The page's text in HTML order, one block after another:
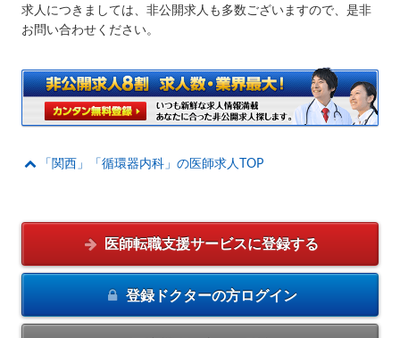
求人につきましては、非公開求人も多数ございますので、是非
お問い合わせください。
「関西」「循環器内科」の医師求人TOP
医師転職支援サービスに登録する
登録ドクターの方ログイン